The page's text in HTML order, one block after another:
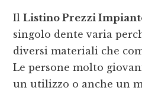
IlListino Prezzi
singolo dente varia
diversi materiali che
Le persone molto
un utilizzo o anche un